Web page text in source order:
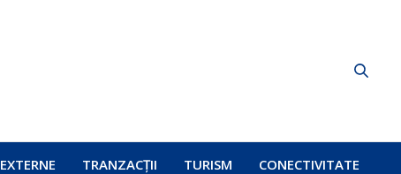
EXTERNE TRANZACȚII TURISM CONECTIVITATE